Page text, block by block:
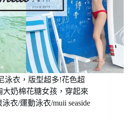
泳衣，版型超多!花色超
奶棉花糖女孩，穿起來
衣/運動泳衣/muii seaside